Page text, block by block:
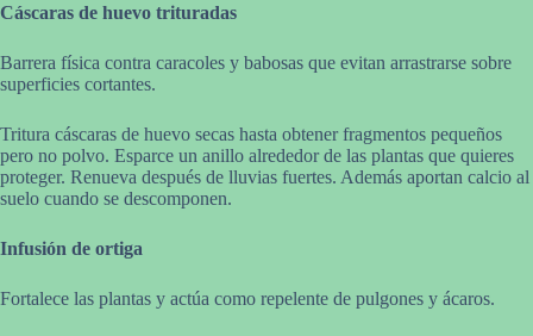
Cáscaras de huevo trituradas
Barrera física contra caracoles y babosas que evitan arrastrarse sobre
superficies cortantes.
Tritura cáscaras de huevo secas hasta obtener fragmentos pequeños
pero no polvo. Esparce un anillo alrededor de las plantas que quieres
proteger. Renueva después de lluvias fuertes. Además aportan calcio al
suelo cuando se descomponen.
Infusión de ortiga
Fortalece las plantas y actúa como repelente de pulgones y ácaros.